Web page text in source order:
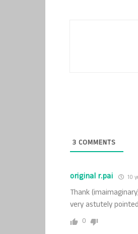
3 COMMENTS
original r.pai 10
Thank
very astutely
0